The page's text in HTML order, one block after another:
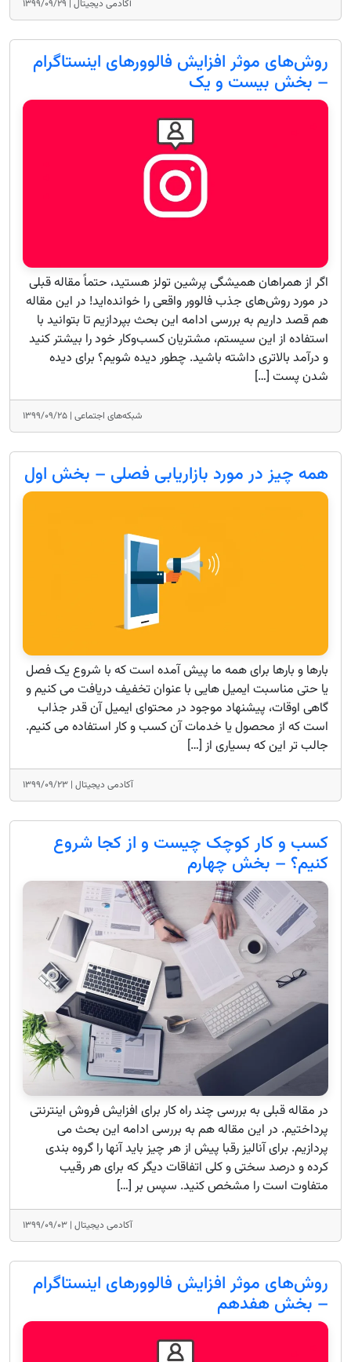
آکادمی دیجیتال | ۱۳۹۹/۰۹/۲۹
روش‌های موثر افزایش فالوورهای اینستاگرام
– بخش بیست و یک
اگر از همراهان همیشگی پرشین تولز هستید، حتماً مقاله قبلی
در مورد روش‌های جذب فالوور واقعی را خوانده‌اید! در این مقاله
هم قصد داریم به بررسی ادامه این بحث بپردازیم تا بتوانید با
استفاده از این سیستم، مشتریان کسب‌وکار خود را بیشتر کنید
و درآمد بالاتری داشته باشید. چطور دیده شویم؟ برای دیده
شدن پست […]
شبکه‌های اجتماعی | ۱۳۹۹/۰۹/۲۵
همه چیز در مورد بازاریابی فصلی – بخش اول
بارها و بارها برای همه ما پیش آمده است که با شروع یک فصل
یا حتی مناسبت ایمیل هایی با عنوان تخفیف دریافت می کنیم و
گاهی اوقات، پیشنهاد موجود در محتوای ایمیل آن قدر جذاب
است که از محصول یا خدمات آن کسب و کار استفاده می کنیم.
جالب تر این که بسیاری از […]
آکادمی دیجیتال | ۱۳۹۹/۰۹/۲۳
کسب و کار کوچک چیست و از کجا شروع
کنیم؟ – بخش چهارم
در مقاله قبلی به بررسی چند راه کار برای افزایش فروش اینترنتی
پرداختیم. در این مقاله هم به بررسی ادامه این بحث می
پردازیم. برای آنالیز رقبا پیش از هر چیز باید آنها را گروه بندی
کرده و درصد سختی و کلی اتفاقات دیگر که برای هر رقیب
متفاوت است را مشخص کنید. سپس بر […]
آکادمی دیجیتال | ۱۳۹۹/۰۹/۰۳
روش‌های موثر افزایش فالوورهای اینستاگرام
– بخش هفدهم